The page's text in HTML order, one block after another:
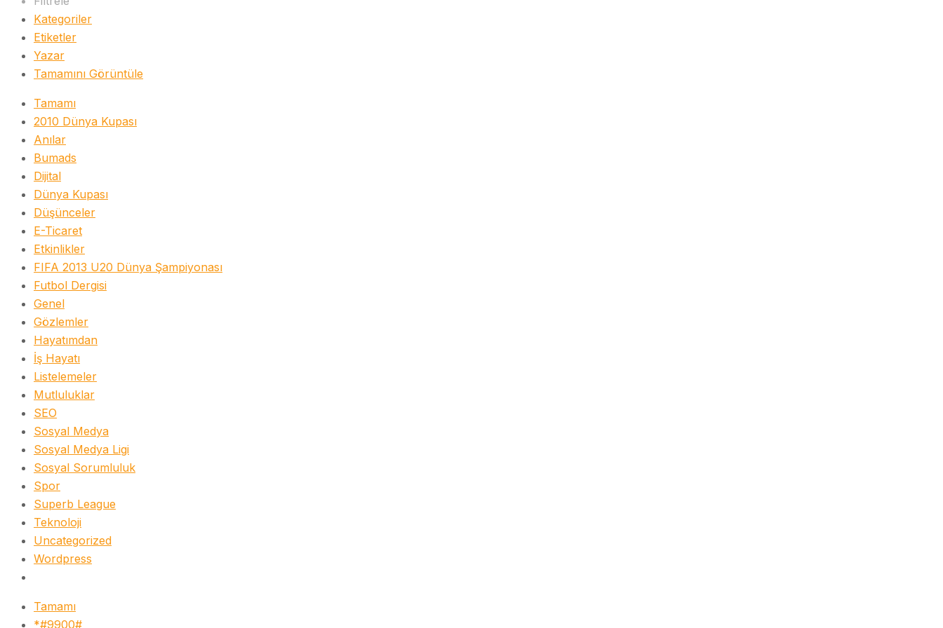
Kategoriler
Etiketler
Yazar
Tamamını Görüntüle
Tamamı
2010 Dünya Kupası
Anılar
Bumads
Dijital
Dünya Kupası
Düşünceler
E-Ticaret
Etkinlikler
FIFA 2013 U20 Dünya Şampiyonası
Futbol Dergisi
Genel
Gözlemler
Hayatımdan
İş Hayatı
Listelemeler
Mutluluklar
SEO
Sosyal Medya
Sosyal Medya Ligi
Sosyal Sorumluluk
Spor
Superb League
Teknoloji
Uncategorized
Wordpress
Tamamı
*#9900#